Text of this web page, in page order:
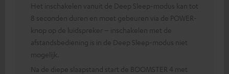
Het inschakelen vanuit de Deep Sleep-modus kan tot
8 seconden duren en moet gebeuren via de POWER-
knop op de luidspreker – inschakelen met de
afstandsbediening is in de Deep Sleep-modus niet
mogelijk.
Na de diepe slaapstand start de BOOMSTER 4 met